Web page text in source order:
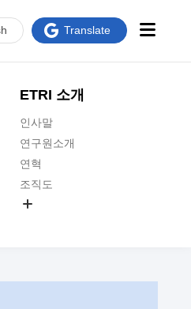
ETRI 소개
인사말
연구원소개
연혁
조직도
ETRI CI
Translate